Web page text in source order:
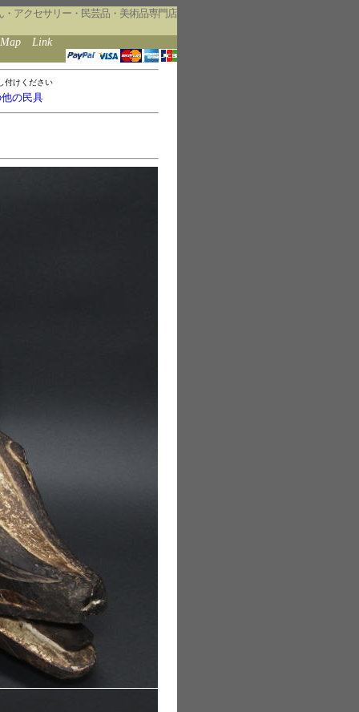
アクセサリー・民芸品・美術品専門店
Link
付けください
の民具